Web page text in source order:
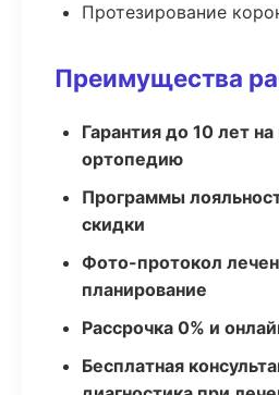
Протезирование
Преимущества
Гарантия до 10 лет
ортопедию
Программы
скидки
Фото-протокол
планирование
Рассрочка 0% и
Бесплатная